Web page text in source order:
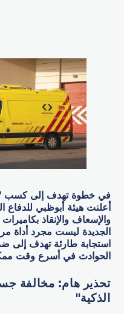
في خطوة تهدف إلى كسب
أعلنت هيئة أبوظبي للدفاع
والإسعاف والإنقاذ
الجديدة ليست مجرد أداة
استجابة طارئة تهدف إلى
الحوادث في أسرع وقت
تحذير هام: مخالفة
الذكية"